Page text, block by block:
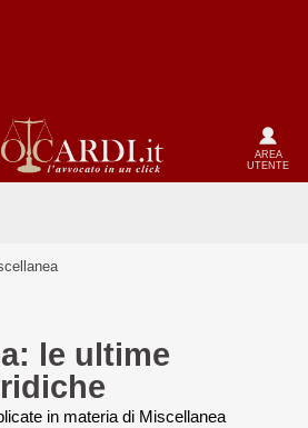
AREA
UTENTE
le ultime
in materia di Miscellanea